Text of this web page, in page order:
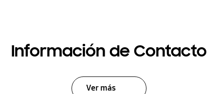
Información de Contacto
Ver más